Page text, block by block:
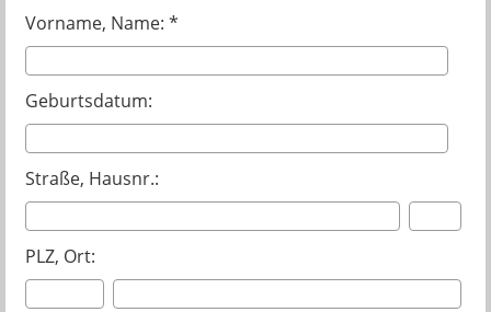
Vorname, Name: *
Geburtsdatum:
Straße, Hausnr.:
PLZ, Ort: